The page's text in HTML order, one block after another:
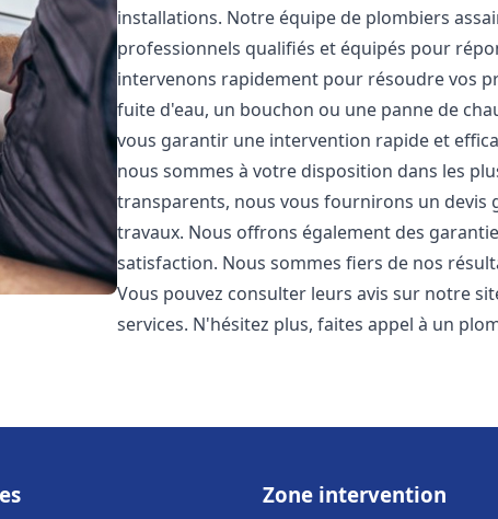
installations. Notre équipe de plombiers
professionnels qualifiés et équipés pour
intervenons rapidement pour résoudre vos
fuite d'eau, un bouchon ou une panne de
vous garantir une intervention rapide et
nous sommes à votre disposition dans les
transparents, nous vous fournirons un devis
travaux. Nous offrons également des
satisfaction. Nous sommes fiers de nos
Vous pouvez consulter leurs avis sur notre
services. N'hésitez plus, faites appel à un
Zone intervention